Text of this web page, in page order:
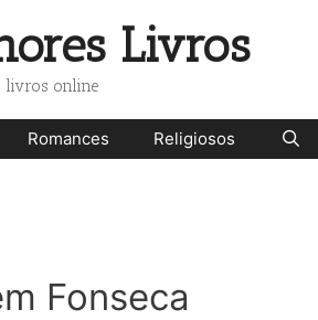
Livros
livros online
Romances Religiosos
Fonseca